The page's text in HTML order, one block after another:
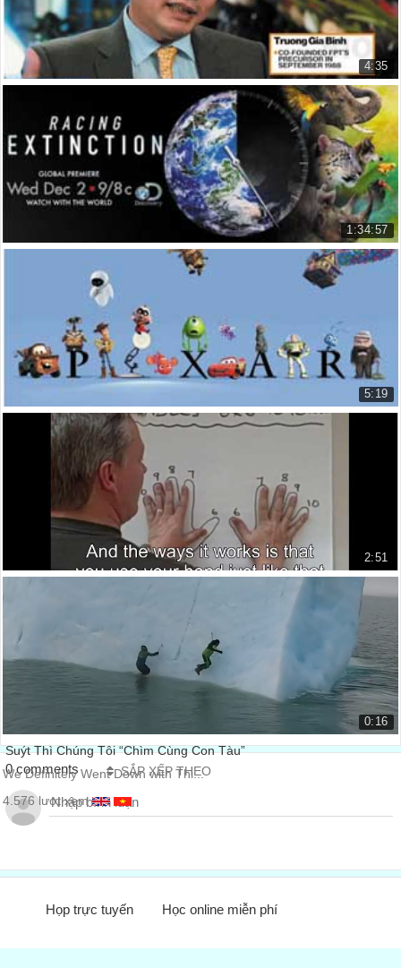
4:35
Ông Trương Gia Bình - Chủ tịch FPT: Tìm kiếm M...
FPT's Binh: Looking for M&A Arou...
13.161 lượt xem
1:34:57
Racing Extinction
5:19
Nghệ Thuật Kể chuyện 1 Sơ lược về Pixar
Nghệ Thuật Kể chuyện 1 Sơ lược ...
7.609 lượt xem
2:51
30.285 lượt xem
0:16
Suýt Thì Chúng Tôi “Chìm Cùng Con Tàu”
We Definitely Went Down with Thi...
4.576 lượt xem
0 comments SẮP XẾP THEO
Họp trực tuyến Học online miễn phí